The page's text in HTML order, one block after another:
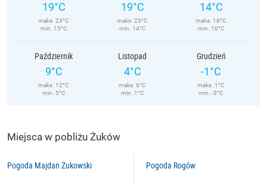
19°C
maks. 23°C
min. 15°C
19°C
maks. 23°C
min. 14°C
14°C
maks. 18°C
min. 10°C
Październik
9°C
maks. 12°C
min. 5°C
Listopad
4°C
maks. 6°C
min. 1°C
Grudzień
-1°C
maks. 1°C
min. -3°C
Miejsca w pobliżu Żuków
Pogoda Majdan Żukowski Pogoda Rogów